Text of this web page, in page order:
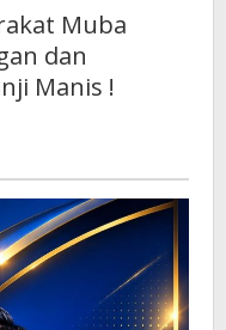
Muba
dan
Manis !